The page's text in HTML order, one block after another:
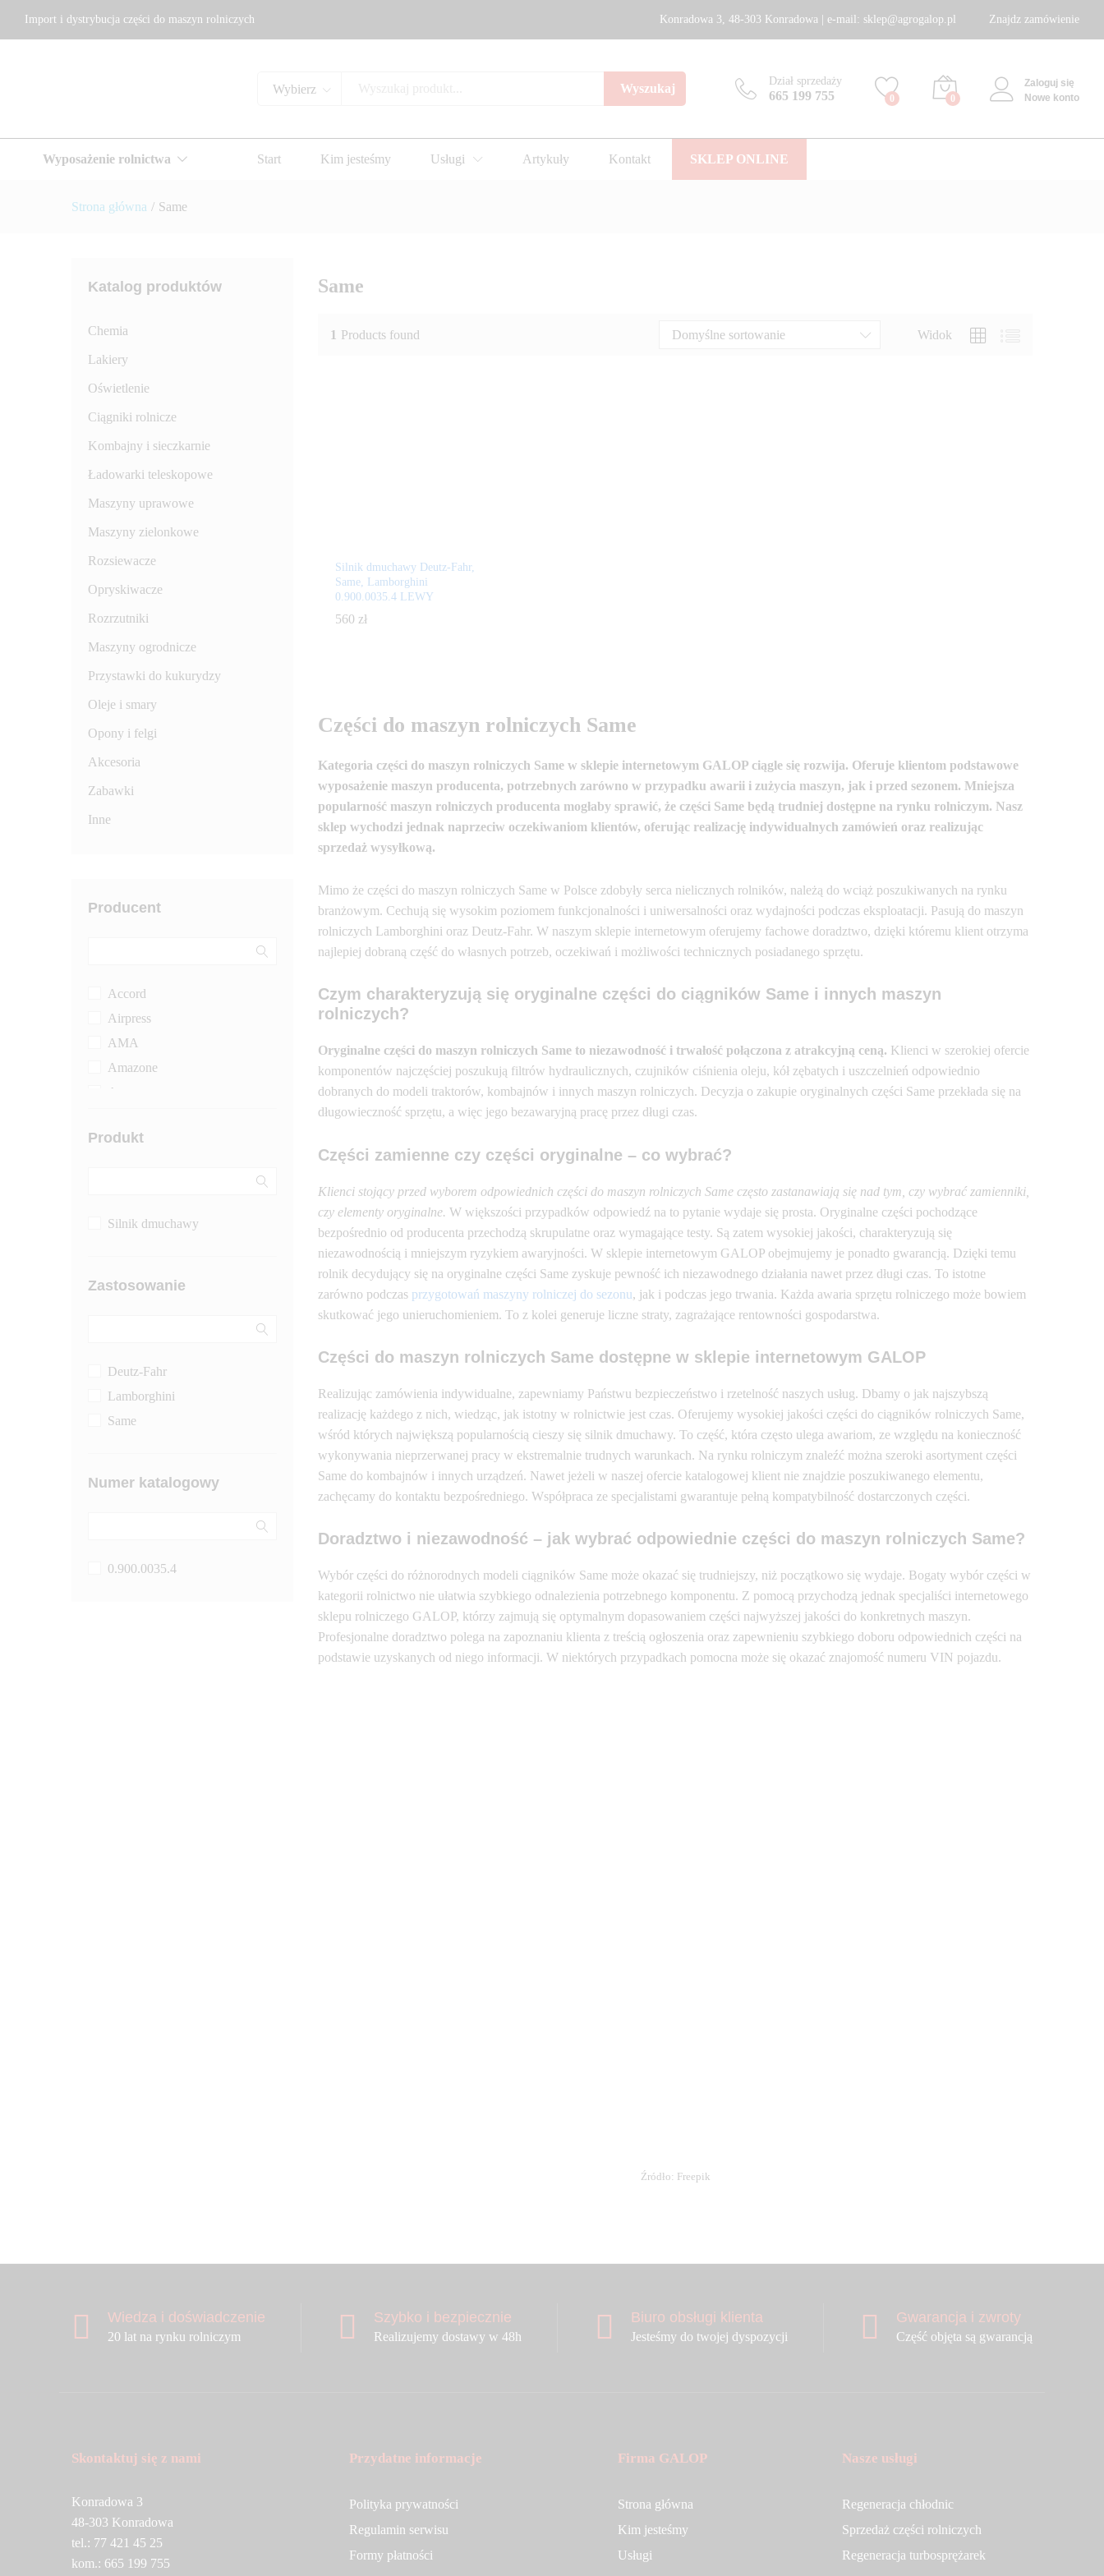
Import i dystrybucja części do maszyn rolniczych Konradowa 3, 48-303 Konradowa | e-mail: sklep@agrogalop.pl Znajdz zamówienie
Wybierz Wyszukaj
Dział sprzedaży
665 199 755 0 0
Zaloguj się
Nowe konto
Wyposażenie rolnictwa Start Kim jesteśmy Usługi Artykuły Kontakt SKLEP ONLINE
Strona główna / Same
Same
1 Products found Widok
Domyślne sortowanie
Silnik dmuchawy Deutz-Fahr,
Same, Lamborghini
0.900.0035.4 LEWY
560 zł
560 zł
Części do maszyn rolniczych Same
Kategoria części do maszyn rolniczych Same w sklepie internetowym GALOP ciągle się rozwija. Oferuje klientom podstawowe
wyposażenie maszyn producenta, potrzebnych zarówno w przypadku awarii i zużycia maszyn, jak i przed sezonem. Mniejsza
popularność maszyn rolniczych producenta mogłaby sprawić, że części Same będą trudniej dostępne na rynku rolniczym. Nasz
sklep wychodzi jednak naprzeciw oczekiwaniom klientów, oferując realizację indywidualnych zamówień oraz realizując
sprzedaż wysyłkową.
Mimo że części do maszyn rolniczych Same w Polsce zdobyły serca nielicznych rolników, należą do wciąż poszukiwanych na rynku
branżowym. Cechują się wysokim poziomem funkcjonalności i uniwersalności oraz wydajności podczas eksploatacji. Pasują do maszyn
rolniczych Lamborghini oraz Deutz-Fahr. W naszym sklepie internetowym oferujemy fachowe doradztwo, dzięki któremu klient otrzyma
najlepiej dobraną część do własnych potrzeb, oczekiwań i możliwości technicznych posiadanego sprzętu.
Czym charakteryzują się oryginalne części do ciągników Same i innych maszyn
rolniczych?
Oryginalne części do maszyn rolniczych Same to niezawodność i trwałość połączona z atrakcyjną ceną. Klienci w szerokiej ofercie
komponentów najczęściej poszukują filtrów hydraulicznych, czujników ciśnienia oleju, kół zębatych i uszczelnień odpowiednio
dobranych do modeli traktorów, kombajnów i innych maszyn rolniczych. Decyzja o zakupie oryginalnych części Same przekłada się na
długowieczność sprzętu, a więc jego bezawaryjną pracę przez długi czas.
Części zamienne czy części oryginalne – co wybrać?
Klienci stojący przed wyborem odpowiednich części do maszyn rolniczych Same często zastanawiają się nad tym, czy wybrać zamienniki,
czy elementy oryginalne. W większości przypadków odpowiedź na to pytanie wydaje się prosta. Oryginalne części pochodzące
bezpośrednio od producenta przechodzą skrupulatne oraz wymagające testy. Są zatem wysokiej jakości, charakteryzują się
niezawodnością i mniejszym ryzykiem awaryjności. W sklepie internetowym GALOP obejmujemy je ponadto gwarancją. Dzięki temu
rolnik decydujący się na oryginalne części Same zyskuje pewność ich niezawodnego działania nawet przez długi czas. To istotne
zarówno podczas przygotowań maszyny rolniczej do sezonu, jak i podczas jego trwania. Każda awaria sprzętu rolniczego może bowiem
skutkować jego unieruchomieniem. To z kolei generuje liczne straty, zagrażające rentowności gospodarstwa.
Części do maszyn rolniczych Same dostępne w sklepie internetowym GALOP
Realizując zamówienia indywidualne, zapewniamy Państwu bezpieczeństwo i rzetelność naszych usług. Dbamy o jak najszybszą
realizację każdego z nich, wiedząc, jak istotny w rolnictwie jest czas. Oferujemy wysokiej jakości części do ciągników rolniczych Same,
wśród których największą popularnością cieszy się silnik dmuchawy. To część, która często ulega awariom, ze względu na konieczność
wykonywania nieprzerwanej pracy w ekstremalnie trudnych warunkach. Na rynku rolniczym znaleźć można szeroki asortyment części
Same do kombajnów i innych urządzeń. Nawet jeżeli w naszej ofercie katalogowej klient nie znajdzie poszukiwanego elementu,
zachęcamy do kontaktu bezpośredniego. Współpraca ze specjalistami gwarantuje pełną kompatybilność dostarczonych części.
Doradztwo i niezawodność – jak wybrać odpowiednie części do maszyn rolniczych Same?
Wybór części do różnorodnych modeli ciągników Same może okazać się trudniejszy, niż początkowo się wydaje. Bogaty wybór części w
kategorii rolnictwo nie ułatwia szybkiego odnalezienia potrzebnego komponentu. Z pomocą przychodzą jednak specjaliści internetowego
sklepu rolniczego GALOP, którzy zajmują się optymalnym dopasowaniem części najwyższej jakości do konkretnych maszyn.
Profesjonalne doradztwo polega na zapoznaniu klienta z treścią ogłoszenia oraz zapewnieniu szybkiego doboru odpowiednich części na
podstawie uzyskanych od niego informacji. W niektórych przypadkach pomocna może się okazać znajomość numeru VIN pojazdu.
Źródło: Freepik
Katalog produktów
Chemia
Lakiery
Oświetlenie
Ciągniki rolnicze
Kombajny i sieczkarnie
Ładowarki teleskopowe
Maszyny uprawowe
Maszyny zielonkowe
Rozsiewacze
Opryskiwacze
Rozrzutniki
Maszyny ogrodnicze
Przystawki do kukurydzy
Oleje i smary
Opony i felgi
Akcesoria
Zabawki
Inne
Producent
Accord
Airpress
AMA
Amazone
Arag
Biso
CX80
Geringhoff
Yato
Produkt
Silnik dmuchawy
Zastosowanie
Deutz-Fahr
Lamborghini
Same
Numer katalogowy
0.900.0035.4
Wiedza i doświadczenie
20 lat na rynku rolniczym
Szybko i bezpiecznie
Realizujemy dostawy w 48h
Biuro obsługi klienta
Jesteśmy do twojej dyspozycji
Gwarancja i zwroty
Część objęta są gwarancją
Skontaktuj się z nami
Konradowa 3
48-303 Konradowa
tel.: 77 421 45 25
kom.: 665 199 755
Przydatne informacje
Polityka prywatności
Regulamin serwisu
Formy płatności
Firma GALOP
Strona główna
Kim jesteśmy
Usługi
Nasze usługi
Regeneracja chłodnic
Sprzedaż części rolniczych
Regeneracja turbosprężarek